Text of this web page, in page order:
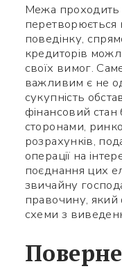
Межа проходить
перетворюється
поведінку,
кредиторів
своїх вимог.
важливим є не
сукупність
фінансовий стан
сторонами,
розрахунків,
операції на
поєднання цих
звичайну
правочину,
схеми з